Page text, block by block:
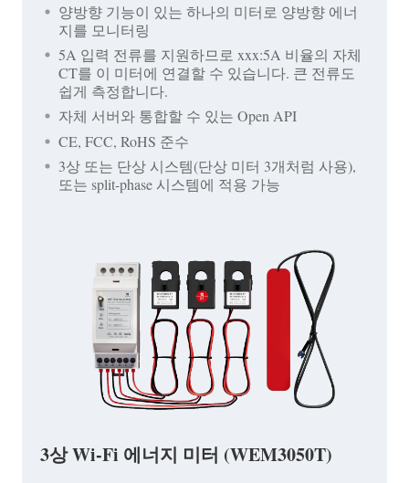
양방향 기능이 있는 하나의 미터로 양방향 에너
지를 모니터링
5A 입력 전류를 지원하므로 xxx:5A 비율의 자체
CT를 이 미터에 연결할 수 있습니다. 큰 전류도
쉽게 측정합니다.
자체 서버와 통합할 수 있는 Open API
CE, FCC, RoHS 준수
3상 또는 단상 시스템(단상 미터 3개처럼 사용),
또는 split-phase 시스템에 적용 가능
3상 Wi-Fi 에너지 미터 (WEM3050T)